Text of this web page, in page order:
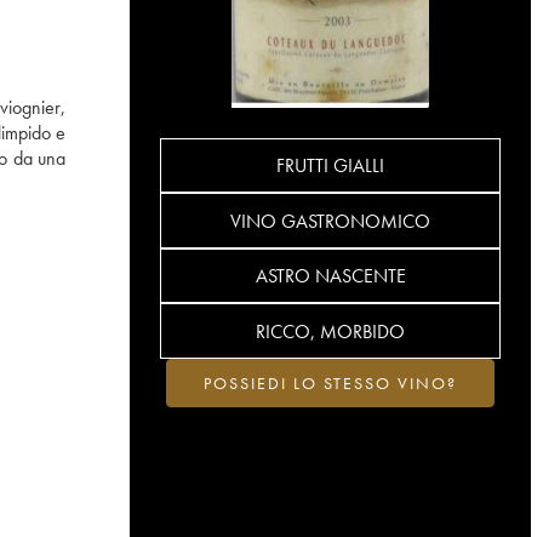
e
da una
FRUTTI GIALLI
VINO GASTRONOMICO
ASTRO NASCENTE
RICCO, MORBIDO
POSSIEDI LO STESSO VINO?